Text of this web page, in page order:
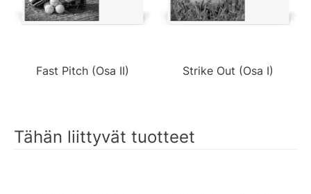
Fast Pitch (Osa II) Strike Out (Osa I)
Tähän liittyvät tuotteet